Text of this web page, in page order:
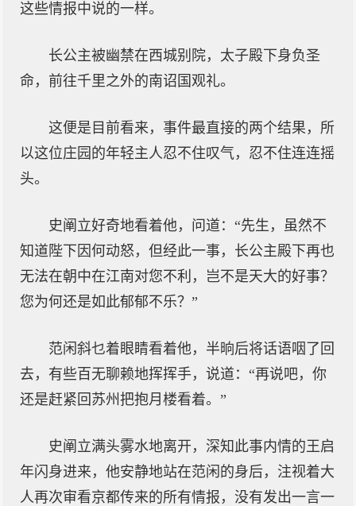
这些情报中说的一样。
长公主被幽禁在西城别院，太子殿下身负圣
命，前往千里之外的南诏国观礼。
这便是目前看来，事件最直接的两个结果，所
以这位庄园的年轻主人忍不住叹气，忍不住连连摇
头。
史阐立好奇地看着他，问道：“先生，虽然不
知道陛下因何动怒，但经此一事，长公主殿下再也
无法在朝中在江南对您不利，岂不是天大的好事？
您为何还是如此郁郁不乐？”
范闲斜乜着眼睛看着他，半晌后将话语咽了回
去，有些百无聊赖地挥挥手，说道：“再说吧，你
还是赶紧回苏州把抱月楼看着。”
史阐立满头雾水地离开，深知此事内情的王启
年闪身进来，他安静地站在范闲的身后，注视着大
人再次审看京都传来的所有情报，没有发出一言一